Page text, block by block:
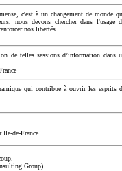
c'est à un changement de monde
nous devons chercher dans l'usage
nos libertés...
de telles sessions d’information dans
qui contribue à ouvrir les esprits
Ile-de-France
Group)